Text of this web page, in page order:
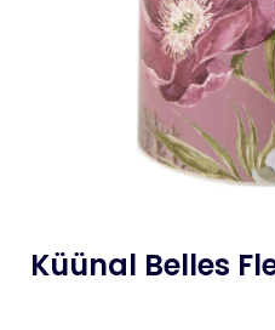
Küünal Belles